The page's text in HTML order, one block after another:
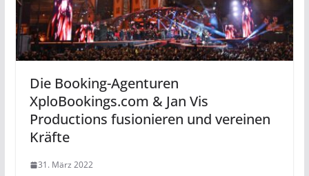
Die Booking-Agenturen
XploBookings.com & Jan Vis
Productions fusionieren und vereinen
Kräfte
31. März 2022